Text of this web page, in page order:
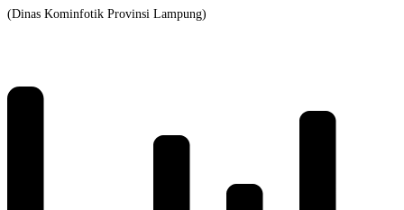
(Dinas Kominfotik Provinsi Lampung)